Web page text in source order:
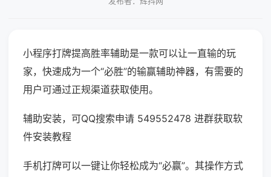
小程序打牌提高胜率辅助是一款可以让一直输的玩
家，快速成为一个“必胜”的输赢辅助神器，有需要的
用户可通过正规渠道获取使用。
辅助安装，可QQ搜索申请 549552478 进群获取软
件安装教程
手机打牌可以一键让你轻松成为“必赢”。其操作方式